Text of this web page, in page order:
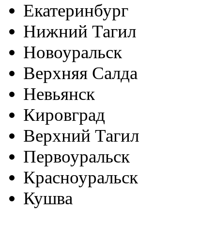
Екатеринбург
Нижний Тагил
Новоуральск
Верхняя Салда
Невьянск
Кировград
Верхний Тагил
Первоуральск
Красноуральск
Кушва